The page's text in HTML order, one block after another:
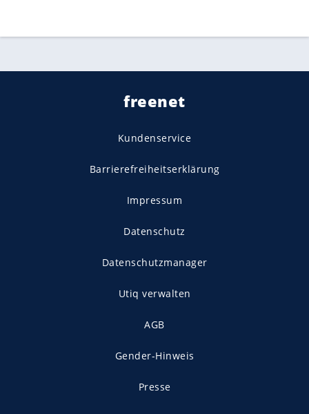
freenet
Kundenservice
Barrierefreiheitserklärung
Impressum
Datenschutz
Datenschutzmanager
Utiq verwalten
AGB
Gender-Hinweis
Presse